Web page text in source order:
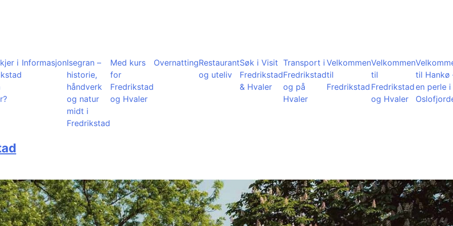
i InformasjonIsegran –
historie,
håndverk
og natur
midt i
Fredrikstad
Med kurs
for
Fredrikstad
og Hvaler
OvernattingRestaurant
og uteliv
Søk i Visit
Fredrikstad
& Hvaler
Transport i
Fredrikstad
og på
Hvaler
Velkommen
til
Fredrikstad
Velkommen
til
Fredrikstad
og Hvaler
til Hankø
en perle i